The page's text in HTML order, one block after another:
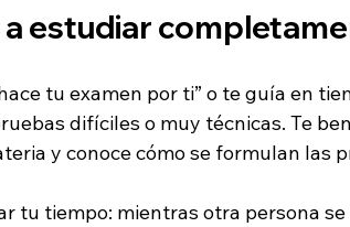
estudiar
tu examen por ti” o te guía en
difíciles o muy técnicas. Te
y conoce cómo se formulan las
tu tiempo: mientras otra persona